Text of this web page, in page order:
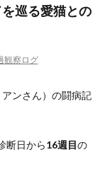
巡る愛猫との
観察ログ
ンさん）の闘病記
断日から16週目の